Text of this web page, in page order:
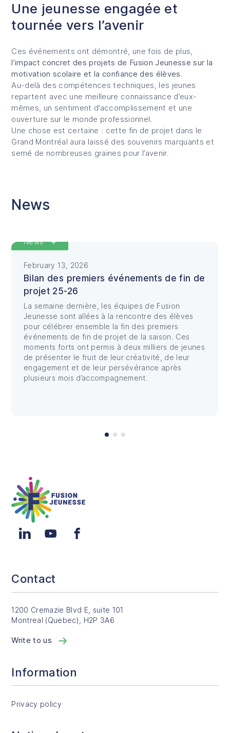
Une jeunesse engagée et
tournée vers l’avenir
Ces événements ont démontré, une fois de plus,
l’impact concret des projets de Fusion Jeunesse sur la
motivation scolaire et la confiance des élèves
Au-delà des compétences techniques, les jeunes
repartent avec une meilleure connaissance d’eux-
mêmes, un sentiment d’accomplissement et une
ouverture sur le monde professionnel.
Une chose est certaine : cette fin de projet dans le
Grand Montréal aura laissé des souvenirs marquants et
semé de nombreuses graines pour l’avenir.
News
News Featured
February 13, 2026
Bilan des premiers événements de fin de
projet 25-26
La semaine dernière, les équipes de Fusion
Jeunesse sont allées à la rencontre des élèves
pour célébrer ensemble la fin des premiers
événements de fin de projet de la saison. Ces
moments forts ont permis à deux milliers de jeunes
de présenter le fruit de leur créativité, de leur
engagement et de leur persévérance après
plusieurs mois d’accompagnement.
Fusion Jeunesse
LinkedIn YouTube Facebook
Contact
1200 Cremazie Blvd E, suite 101
Montreal (Quebec), H2P 3A6
Write to us
Information
Privacy policy